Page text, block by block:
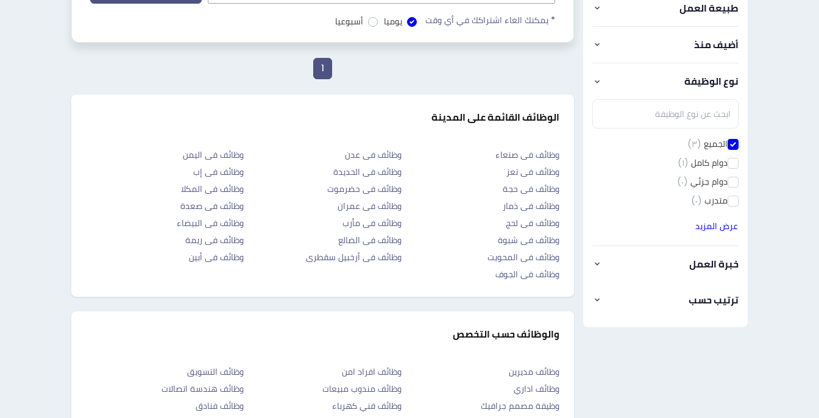
طبيعة العمل
أضيف منذ
نوع الوظيفة
الجميع (٣)
دوام كامل (١)
دوام جزئي (٠)
متدرب (٠)
عرض المزيد
خبرة العمل
ترتيب حسب
* يمكنك الغاء اشتراكك في أي وقت يوميا أسبوعيا
1
الوظائف القائمة على المدينة
وظائف فى صنعاء وظائف فى عدن
وظائف فى اليمن
وظائف فى تعز
وظائف فى الحديدة
وظائف فى إب
وظائف فى حجة
وظائف فى حضرموت
وظائف فى المكلا
وظائف فى ذمار
وظائف فى عمران
وظائف فى صعدة
وظائف فى لحج
وظائف فى مأرب
وظائف فى البيضاء
وظائف فى شبوة
وظائف فى الضالع
وظائف فى ريمة
وظائف فى المحويت
وظائف فى أرخبيل سقطرى
وظائف فى أبين
وظائف فى الجوف
والوظائف حسب التخصص
وظائف مديرين وظائف افراد امن
وظائف التسويق
وظائف اداري
وظائف مندوب مبيعات
وظائف هندسة اتصالات
وظيفة مصمم جرافيك
وظائف فني كهرباء
وظائف فنادق